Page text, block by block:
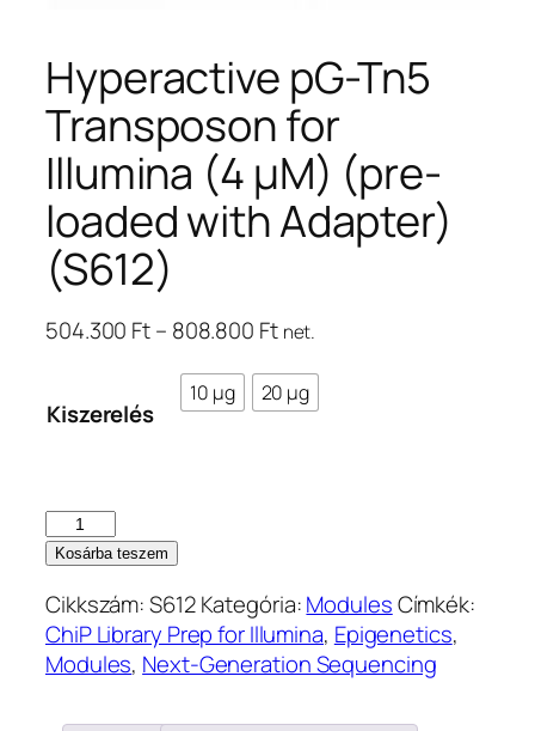
Hyperactive pG-Tn5
Transposon for
Illumina (4 μM) (pre-
loaded with Adapter)
(S612)
504.300 Ft– 808.800 FtÁrtartomány:
–
808.800 Ft
net.
Kiszerelés
10 μg 20 μg
Hyperactive
pG-
Transposon
for
Illumina
Kosárba teszem
Cikkszám:S612 Kategória:ModulesCímkék:
ChiP Library Prep for Illumina, Epigenetics,
Modules, Next-Generation Sequencing